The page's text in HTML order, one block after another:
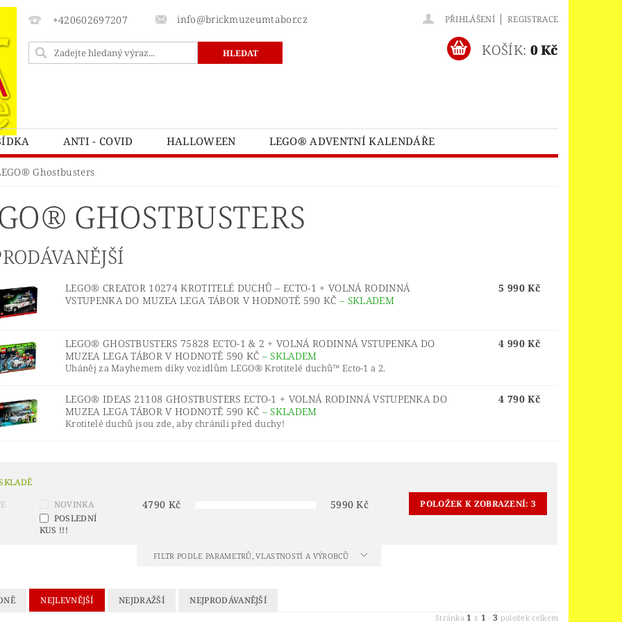
+420602697207 info@brickmuzeumtabor.cz PŘIHLÁŠENÍ | REGISTRACE
KOŠÍK: 0 Kč
ANTI - COVID HALLOWEEN
LEGO® ADVENTNÍ KALENDÁŘE
LEGO® ART
LEGO® CASTLE A KINGDOMS LEGO® CITY LEGO® CLASSIC
LEGO® FRIENDS
POTTER LEGO® HIDDEN SIDE™
LEGO® CHIMA
IDEAS
LEDOVÉ KRÁLOVSTVÍ 2 LEGO® LORD OF THE RINGS
LEGO® MINDSTORMS
LEGO® MINIONS LEGO® MODULAR BUILDINGS
LEGO® MONKIE KID
LEGO® ONE PIECE
POKÉMON™ LEGO® POLYBAG (SÁČKY)
LEGO® POWER FUNCTIONS
BOB
MARIO™ LEGO® TECHNIC
PŘEDMĚTY
KONTAKTY
Ghostbusters
GHOSTBUSTERS
LEGO® CREATOR 10274 KROTITELÉ DUCHŮ – ECTO-1 + VOLNÁ RODINNÁ
VSTUPENKA DO MUZEA LEGA TÁBOR V HODNOTĚ 590 KČ – SKLADEM
5 990 Kč
LEGO® GHOSTBUSTERS 75828 ECTO-1 & 2 + VOLNÁ RODINNÁ VSTUPENKA DO
MUZEA LEGA TÁBOR V HODNOTĚ 590 KČ – SKLADEM
Uháněj za Mayhemem díky vozidlům LEGO® Krotitelé duchů™ Ecto-1 a 2.
4 990 Kč
LEGO® IDEAS 21108 GHOSTBUSTERS ECTO-1 + VOLNÁ RODINNÁ VSTUPENKA DO
MUZEA LEGA TÁBOR V HODNOTĚ 590 KČ – SKLADEM
Krotitelé duchů jsou zde, aby chránili před duchy!
4 790 Kč
NOVINKA
POSLEDNÍ
KUS !!!
4790 Kč 5990 Kč POLOŽEK K ZOBRAZENÍ:3
FILTR PODLE PARAMETRŮ, VLASTNOSTÍ A VÝROBCŮ
NEJLEVNĚJŠÍ NEJDRAŽŠÍ NEJPRODÁVANĚJŠÍ
Stránka1 z 1 -3 položek celkem